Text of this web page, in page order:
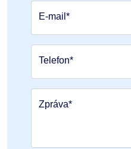
E-mail*
Telefon*
Zpráva*